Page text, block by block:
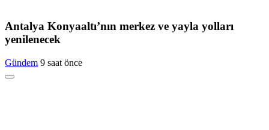
Antalya Konyaaltı’nın merkez ve yayla yolları
yenilenecek
Gündem 9 saat önce